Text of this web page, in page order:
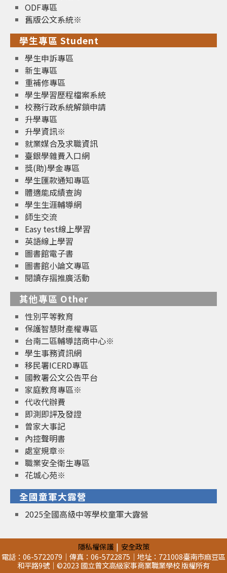
ODF專區
舊版公文系統※
學生專區 Student
學生申訴專區
新生專區
重補修專區
學生學習歷程檔案系統
校務行政系統解鎖申請
升學專區
升學資訊※
就業媒合及求職資訊
臺銀學雜費入口網
獎(助)學金專區
學生匯款通知專區
體適能成績查詢
學生生涯輔導網
師生交流
Easy test線上學習
英語線上學習
圖書館電子書
圖書館小論文專區
閱讀存摺推廣活動
其他專區 Other
性別平等教育
保護智慧財產權專區
台南二區輔導諮商中心※
學生事務資訊網
移民署ICERD專區
國教署公文公告平台
家庭教育專區※
代收代辦費
即測即評及發證
曾家大事記
內控聲明書
處室規章※
職業安全衛生專區
花城心苑※
全國童軍大露營
2025全國高級中等學校童軍大露營
隱私權保護
安全政策
電話：06-5722079｜傳真：06-5722875｜地址：721008臺南市麻豆區
和平路9號｜©2023 國立曾文高級家事商業職業學校 版權所有